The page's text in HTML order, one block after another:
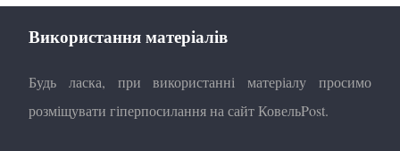
Використання матеріалів
Будь ласка, при використанні матеріалу просимо
розміщувати гіперпосилання на сайт КовельPost.